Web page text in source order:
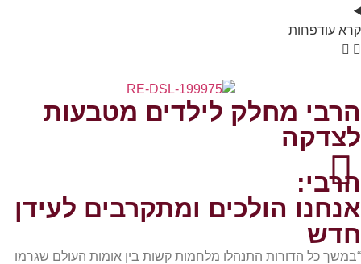
קרא עודפחות
הרבי מחלק לילדים מטבעות
לצדקה
הרבי:
אנחנו הולכים ומתקרבים לעידן
חדש
“במשך כל הדורות התנהלו מלחמות קשות בין אומות העולם שגרמו